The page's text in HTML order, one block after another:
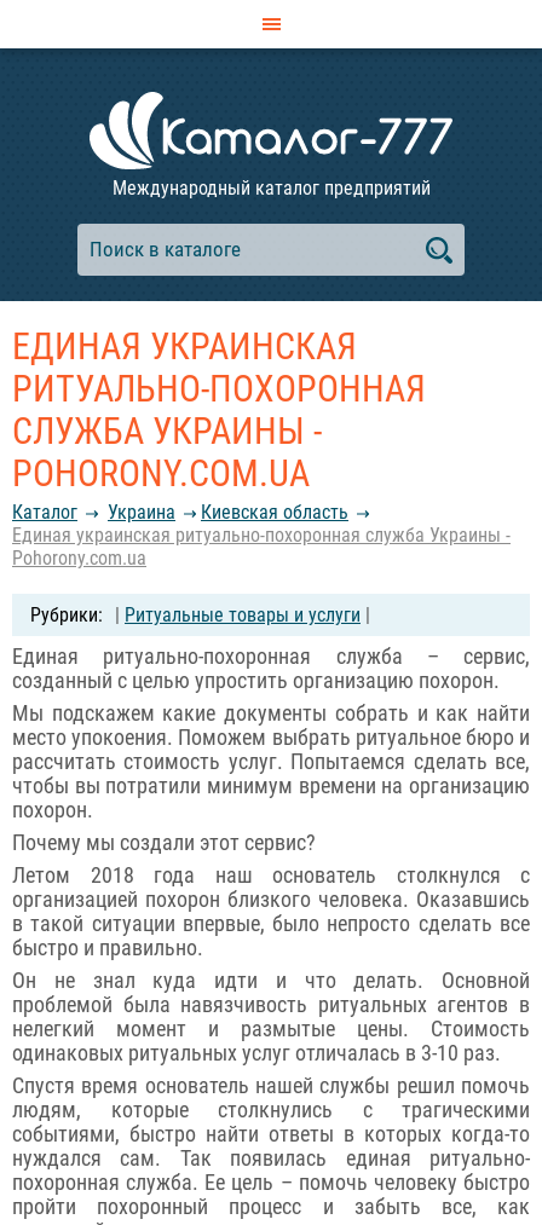
Международный каталог предприятий
ЕДИНАЯ УКРАИНСКАЯ
РИТУАЛЬНО-ПОХОРОННАЯ
СЛУЖБА УКРАИНЫ -
POHORONY.COM.UA
Каталог Украина
Киевская область
Единая украинская ритуально-похоронная служба Украины -
Pohorony.com.ua
| Ритуальные товары и услуги |
Единая ритуально-похоронная служба – сервис,
созданный с целью упростить организацию похорон.
Мы подскажем какие документы собрать и как найти
место упокоения. Поможем выбрать ритуальное бюро и
рассчитать стоимость услуг. Попытаемся сделать все,
чтобы вы потратили минимум времени на организацию
похорон.
Почему мы создали этот сервис?
Летом 2018 года наш основатель столкнулся с
организацией похорон близкого человека. Оказавшись
в такой ситуации впервые, было непросто сделать все
быстро и правильно.
Он не знал куда идти и что делать. Основной
проблемой была навязчивость ритуальных агентов в
нелегкий момент и размытые цены. Стоимость
одинаковых ритуальных услуг отличалась в 3-10 раз.
Спустя время основатель нашей службы решил помочь
людям, которые столкнулись с трагическими
событиями, быстро найти ответы в которых когда-то
нуждался сам. Так появилась единая ритуально-
похоронная служба. Ее цель – помочь человеку быстро
пройти похоронный процесс и забыть все, как